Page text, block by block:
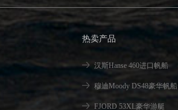
热卖产品
汉斯Hanse 460进口帆船
穆迪Moody DS48豪华帆船
FJORD 53XL豪华游艇